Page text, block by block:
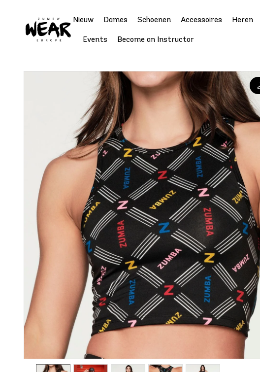
Nieuw Dames Schoenen Accessoires Heren
Events Become an Instructor
Add
Deleted